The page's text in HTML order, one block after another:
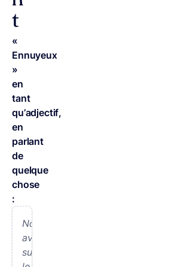
t
«
Ennuyeux
»
en
tant
qu’adjectif,
en
parlant
de
quelque
chose
:
Nous
avons
suivi